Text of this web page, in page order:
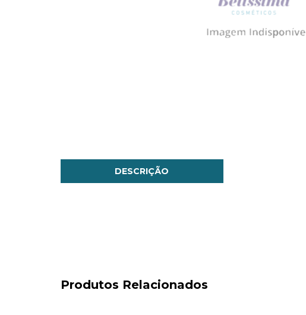
DESCRIÇÃO
Produtos Relacionados